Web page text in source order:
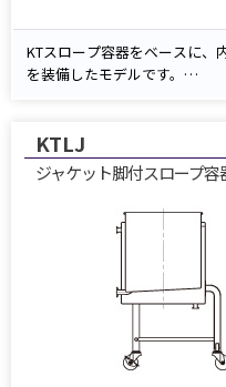
KTスロープ容器をベースに、
を装備したモデルです。
容器内の内容物は、底部の
KTLJ
ジャケット脚付スロープ容